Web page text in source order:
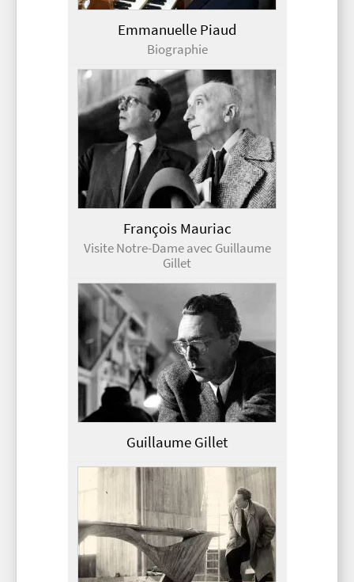
Emmanuelle Piaud
Biographie
François Mauriac
Visite Notre-Dame avec Guillaume
Gillet
Guillaume Gillet